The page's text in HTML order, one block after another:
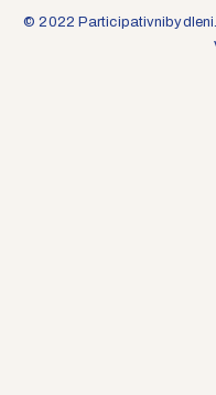
© 2022